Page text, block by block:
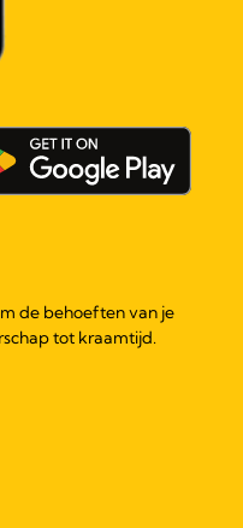
de behoeften van je
tot kraamtijd.